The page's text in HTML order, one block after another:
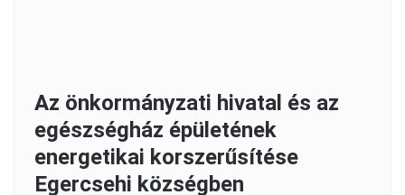
Az önkormányzati hivatal és az
egészségház épületének
energetikai korszerűsítése
Egercsehi községben